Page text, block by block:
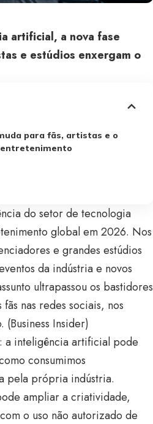
artificial, a nova fase
e estúdios enxergam o
para fãs, artistas e o
do setor de tecnologia
global em 2026. Nos
e grandes estúdios
da indústria e novos
ultrapassou os bastidores
nas redes sociais, nos
(Business Insider)
a inteligência artificial pode
consumimos
pela própria indústria.
ampliar a criatividade,
o uso não autorizado de